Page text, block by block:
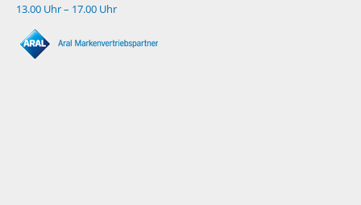
13.00 Uhr – 17.00 Uhr